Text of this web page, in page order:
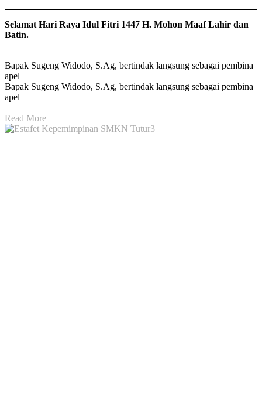
Selamat Hari Raya Idul Fitri 1447 H. Mohon Maaf Lahir dan
Batin.
Bapak Sugeng Widodo, S.Ag, bertindak langsung sebagai pembina
apel
Bapak Sugeng Widodo, S.Ag, bertindak langsung sebagai pembina
apel
Read More